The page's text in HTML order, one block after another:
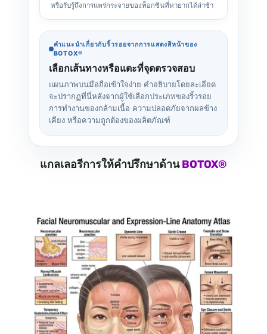
หรือรับรู้ถึงการแพร่กระจายของท็อกซินที่หายากได้ล่าช้า
คำแนะนำเกี่ยวกับริ้วรอยจากการแสดงสีหน้าของ
BOTOX®
เลือกเส้นทางหรือแตะที่จุดตรวจสอบ
แผนภาพบนมือถือเข้าใจง่าย คำอธิบายโดยละเอียด
จะปรากฏที่นี่หลังจากผู้ใช้เลือกประเภทของริ้วรอย
การทำงานของกล้ามเนื้อ ความปลอดภัยจากผลข้าง
เคียง หรือความถูกต้องของผลิตภัณฑ์
แกลเลอรีการให้คำปรึกษาด้านBOTOX®